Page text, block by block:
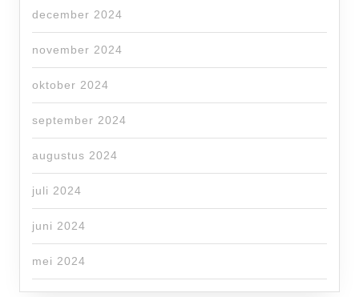
december 2024
november 2024
oktober 2024
september 2024
augustus 2024
juli 2024
juni 2024
mei 2024